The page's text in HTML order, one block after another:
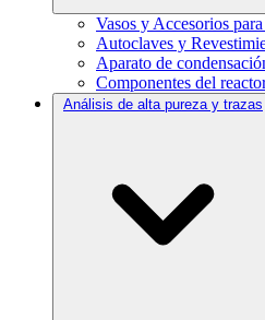
Vasos y Accesorios
Autoclaves y
Aparato de
Componentes del
Análisis de alta pureza y trazas